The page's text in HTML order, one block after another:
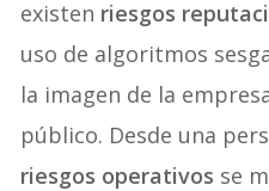
existen riesgos
uso de algoritmos
la imagen de la
público. Desde una
riesgos operativos se